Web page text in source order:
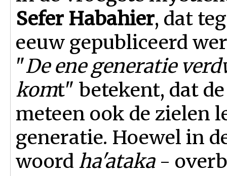
Sefer Habahier, dat
eeuw gepubliceerd
"De ene generatie
komt" betekent, dat
meteen ook de zielen
generatie. Hoewel in
woord ha'ataka-